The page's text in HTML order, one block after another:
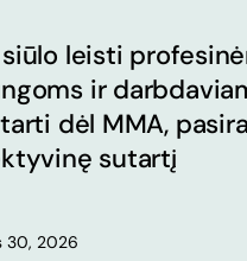
siūlo leisti
ir
dėl MMA,
sutartį
30, 2026